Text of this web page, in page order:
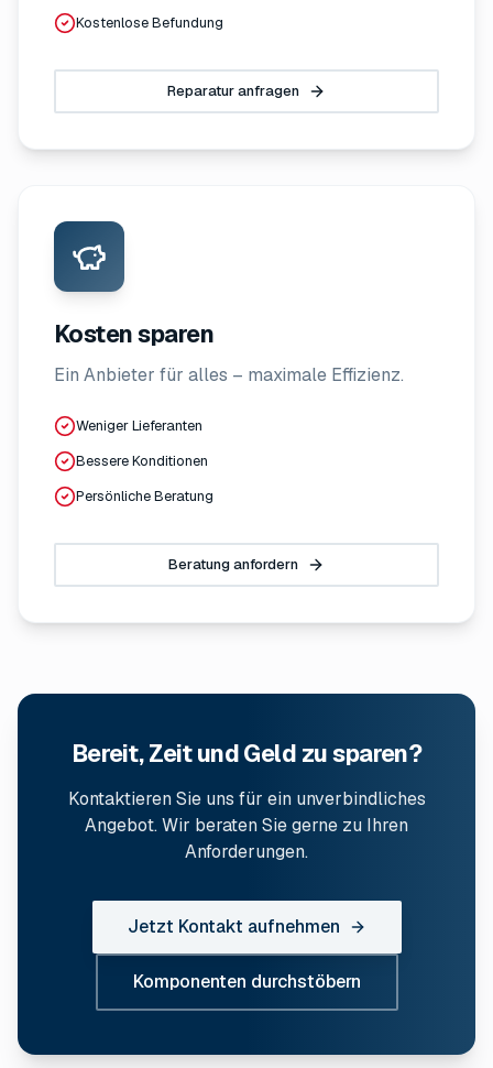
Kostenlose Befundung
Reparatur anfragen
Kosten sparen
Ein Anbieter für alles – maximale Effizienz.
Weniger Lieferanten
Bessere Konditionen
Persönliche Beratung
Beratung anfordern
Bereit, Zeit und Geld zu sparen?
Kontaktieren Sie uns für ein unverbindliches
Angebot. Wir beraten Sie gerne zu Ihren
Anforderungen.
Jetzt Kontakt aufnehmen
Komponenten durchstöbern